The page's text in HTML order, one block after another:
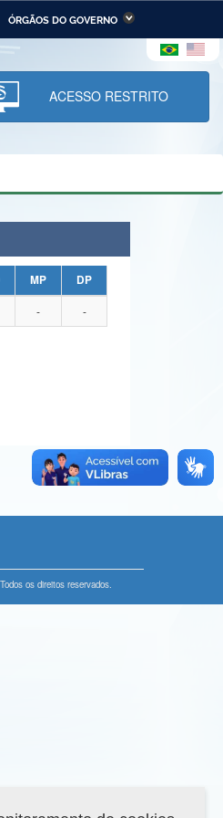
ÓRGÃOS DO GOVERNO
da Infraestrutura
da Ciência,
Inovações e
ACESSO RESTRITO
MP
DP
- -
os direitos reservados.